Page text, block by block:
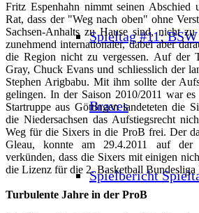
Spieltag #11:
Braves
Spielbericht
Fritz Espenhahn nimmt seinen Abschied
Rat, dass der "Weg nach oben" ohne
Sachsen-Anhalts zu Hause sind, nicht
zunehmend internationaler, dabei aber
die Region nicht zu vergessen. Auf der
Gray, Chuck Evans und schliesslich der
Stephen Arigbabu. Mit ihm sollte der
gelingen. In der Saison 2010/2011 war
Startruppe aus Göttingen landeteten die
die Niedersachsen das Aufstiegsrecht
Weg für die Sixers in die ProB frei. Der
Gleau, konnte am 29.4.2011 auf der
verkünden, dass die Sixers mit einigen
die Lizenz für die 2. Basketball Bundesliga
Turbulente Jahre in der ProB